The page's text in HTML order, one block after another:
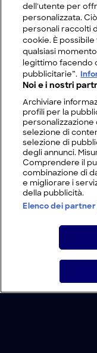
dell'utente per
personalizzata.
personali raccolti
cookie. È
qualsiasi
legittimo facendo
pubblicitarie”.
Noi e i nostri
Archiviare
profili per la
personalizzazione
selezione di
selezione di
degli annunci.
Comprendere il
combinazione di
e migliorare i
della pubblicità.
Elenco dei